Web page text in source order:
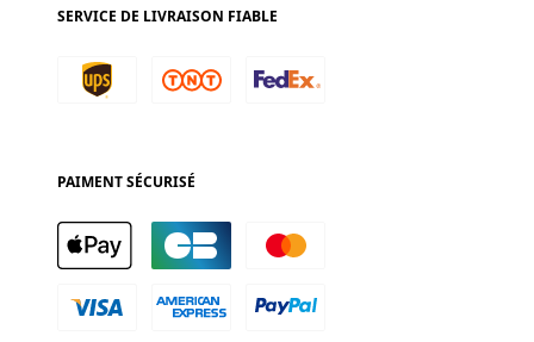
SERVICE DE LIVRAISON FIABLE
PAIMENT SÉCURISÉ